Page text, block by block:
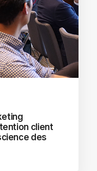
client
des